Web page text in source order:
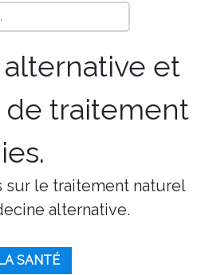
et
de traitement
sur le traitement naturel
alternative.
SANTÉ